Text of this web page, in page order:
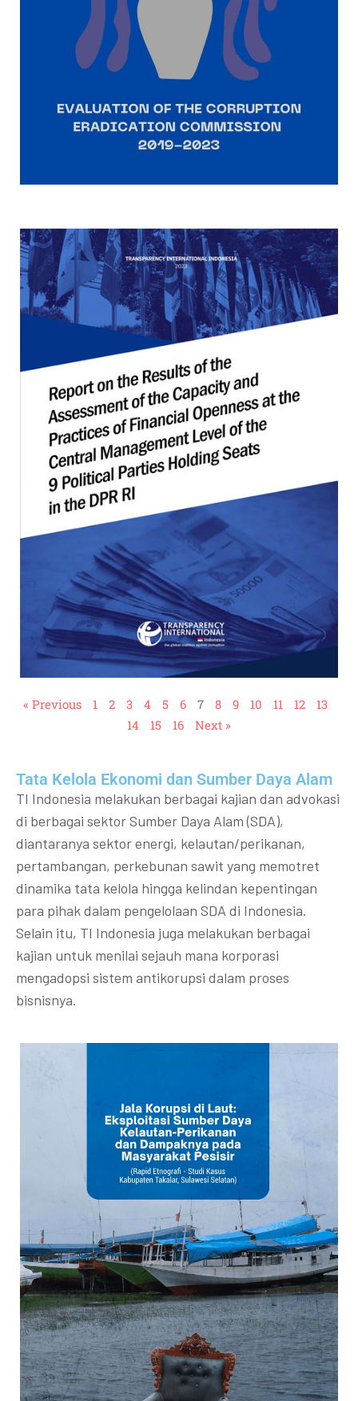
« Previous 1 2 3 4 5 6 7 8 9 10 11 12
13
14
15 16 Next »
Tata Kelola Ekonomi dan Sumber Daya Alam
TI Indonesia melakukan berbagai kajian dan advokasi
di berbagai sektor Sumber Daya Alam (SDA),
diantaranya sektor energi, kelautan/perikanan,
pertambangan, perkebunan sawit yang memotret
dinamika tata kelola hingga kelindan kepentingan
para pihak dalam pengelolaan SDA di Indonesia.
Selain itu, TI Indonesia juga melakukan berbagai
kajian untuk menilai sejauh mana korporasi
mengadopsi sistem antikorupsi dalam proses
bisnisnya.